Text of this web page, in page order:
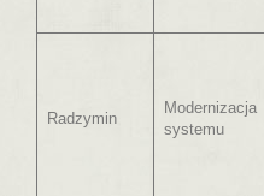
Radzymin
Modernizacja
systemu